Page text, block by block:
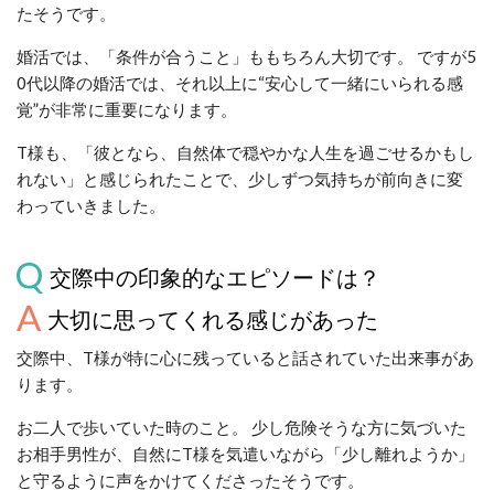
たそうです。
婚活では、「条件が合うこと」ももちろん大切です。 ですが5
0代以降の婚活では、それ以上に“安心して一緒にいられる感
覚”が非常に重要になります。
T様も、「彼となら、自然体で穏やかな人生を過ごせるかもし
れない」と感じられたことで、少しずつ気持ちが前向きに変
わっていきました。
交際中の印象的なエピソードは？
大切に思ってくれる感じがあった
交際中、T様が特に心に残っていると話されていた出来事があ
ります。
お二人で歩いていた時のこと。 少し危険そうな方に気づいた
お相手男性が、自然にT様を気遣いながら「少し離れようか」
と守るように声をかけてくださったそうです。